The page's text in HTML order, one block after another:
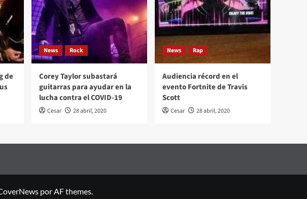
de
News Rock
Corey Taylor subastará
guitarras para ayudar en la
lucha contra el COVID-19
Cesar 28 abril, 2020
News Rap
Audiencia récord en el
evento Fortnite de Travis
Scott
Cesar 28 abril, 2020
por AF themes.